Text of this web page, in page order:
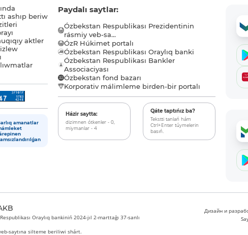
ashıp beriw
aktler
izlew
amanatlar
Paydalı saytlar:
Ózbekstan Respublikası Prezidentinin
rásmiy veb-sa...
ÓzR Húkimet portalı
Ózbekstan Respublikası Oraylıq banki
Ózbekstan Respublikası Bankler
Associaciyası
Ózbekstan fond bazarı
Korporativ málimleme birden-bir portalı
Házir saytta:
dizimnen ótkenler - 0,
miymanlar - 4
Qáte taptıńız ba?
Tekstti tanlań hám
Ctrl+Enter túymelerin
basıń.
Oraylıq bankiniń 2024-jıl 2-marttaǵı 37-sanlı
saytına silteme beriliwi shárt.
Дизайн и